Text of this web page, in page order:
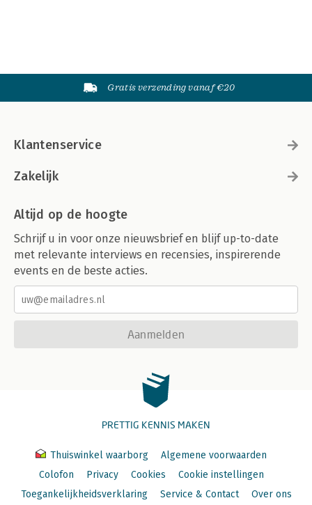
Gratis verzending vanaf €20
Klantenservice
Zakelijk
Altijd op de hoogte
Schrijf u in voor onze nieuwsbrief en blijf up-to-date
met relevante interviews en recensies, inspirerende
events en de beste acties.
Aanmelden
PRETTIG KENNIS MAKEN
Thuiswinkel waarborg
Algemene voorwaarden
Colofon
Privacy Cookies
Cookie instellingen
Toegankelijkheidsverklaring
Service & Contact Over ons